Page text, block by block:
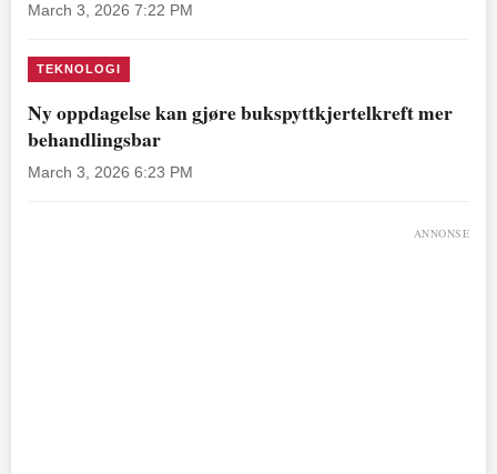
March 3, 2026 7:22 PM
TEKNOLOGI
Ny oppdagelse kan gjøre bukspyttkjertelkreft mer
behandlingsbar
March 3, 2026 6:23 PM
ANNONSE